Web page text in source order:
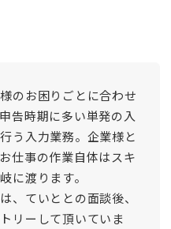
のお困りごとに合わせ
告時期に多い単発の入
う入力業務。企業様と
仕事の作業自体はスキ
に渡ります。
、ていととの面談後、
リーして頂いていま